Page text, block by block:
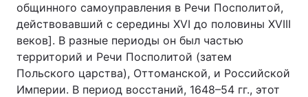
Зброя Інциденти
Здоров'я Туризм
Погода
общинного самоуправления в Речи Посполитой,
действовавший с середины XVI до половины XVIII
веков]. В разные периоды он был частью
территорий и Речи Посполитой (затем
Польского царства), Оттоманской, и Российской
Империи. В период восстаний, 1648–54 гг., этот